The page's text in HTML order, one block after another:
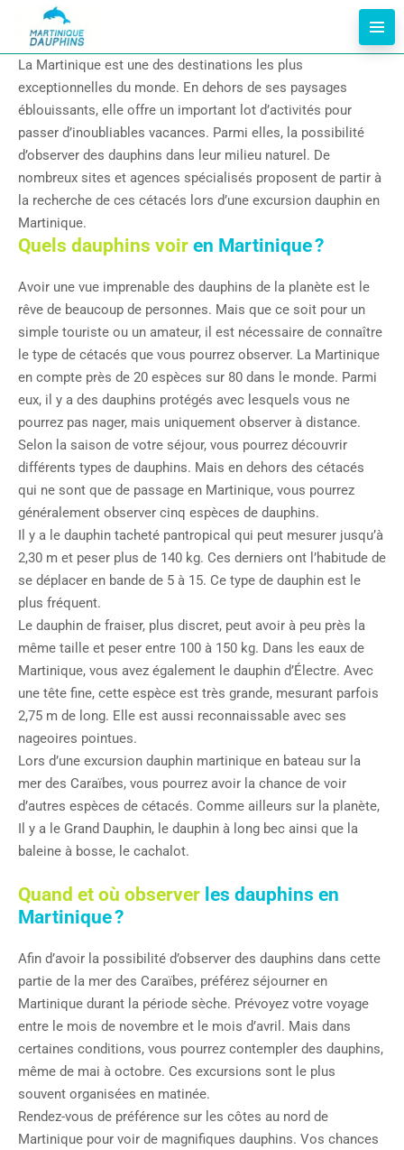
La Martinique est une des destinations les plus
exceptionnelles du monde. En dehors de ses paysages
éblouissants, elle offre un important lot d’activités pour
passer d’inoubliables vacances. Parmi elles, la possibilité
d’observer des dauphins dans leur milieu naturel. De
nombreux sites et agences spécialisés proposent de partir à
la recherche de ces cétacés lors d’une excursion dauphin en
Martinique.
Quels dauphins voir en Martinique ?
Avoir une vue imprenable des dauphins de la planète est le
rêve de beaucoup de personnes. Mais que ce soit pour un
simple touriste ou un amateur, il est nécessaire de connaître
le type de cétacés que vous pourrez observer. La Martinique
en compte près de 20 espèces sur 80 dans le monde. Parmi
eux, il y a des dauphins protégés avec lesquels vous ne
pourrez pas nager, mais uniquement observer à distance.
Selon la saison de votre séjour, vous pourrez découvrir
différents types de dauphins. Mais en dehors des cétacés
qui ne sont que de passage en Martinique, vous pourrez
généralement observer cinq espèces de dauphins.
Il y a le dauphin tacheté pantropical qui peut mesurer jusqu’à
2,30 m et peser plus de 140 kg. Ces derniers ont l’habitude de
se déplacer en bande de 5 à 15. Ce type de dauphin est le
plus fréquent.
Le dauphin de fraiser, plus discret, peut avoir à peu près la
même taille et peser entre 100 à 150 kg. Dans les eaux de
Martinique, vous avez également le dauphin d’Électre. Avec
une tête fine, cette espèce est très grande, mesurant parfois
2,75 m de long. Elle est aussi reconnaissable avec ses
nageoires pointues.
Lors d’une excursion dauphin martinique en bateau sur la
mer des Caraïbes, vous pourrez avoir la chance de voir
d’autres espèces de cétacés. Comme ailleurs sur la planète,
Il y a le Grand Dauphin, le dauphin à long bec ainsi que la
baleine à bosse, le cachalot.
Quand et où observer les dauphins en
Martinique ?
Afin d’avoir la possibilité d’observer des dauphins dans cette
partie de la mer des Caraïbes, préférez séjourner en
Martinique durant la période sèche. Prévoyez votre voyage
entre le mois de novembre et le mois d’avril. Mais dans
certaines conditions, vous pourrez contempler des dauphins,
même de mai à octobre. Ces excursions sont le plus
souvent organisées en matinée.
Rendez-vous de préférence sur les côtes au nord de
Martinique pour voir de magnifiques dauphins. Vos chances